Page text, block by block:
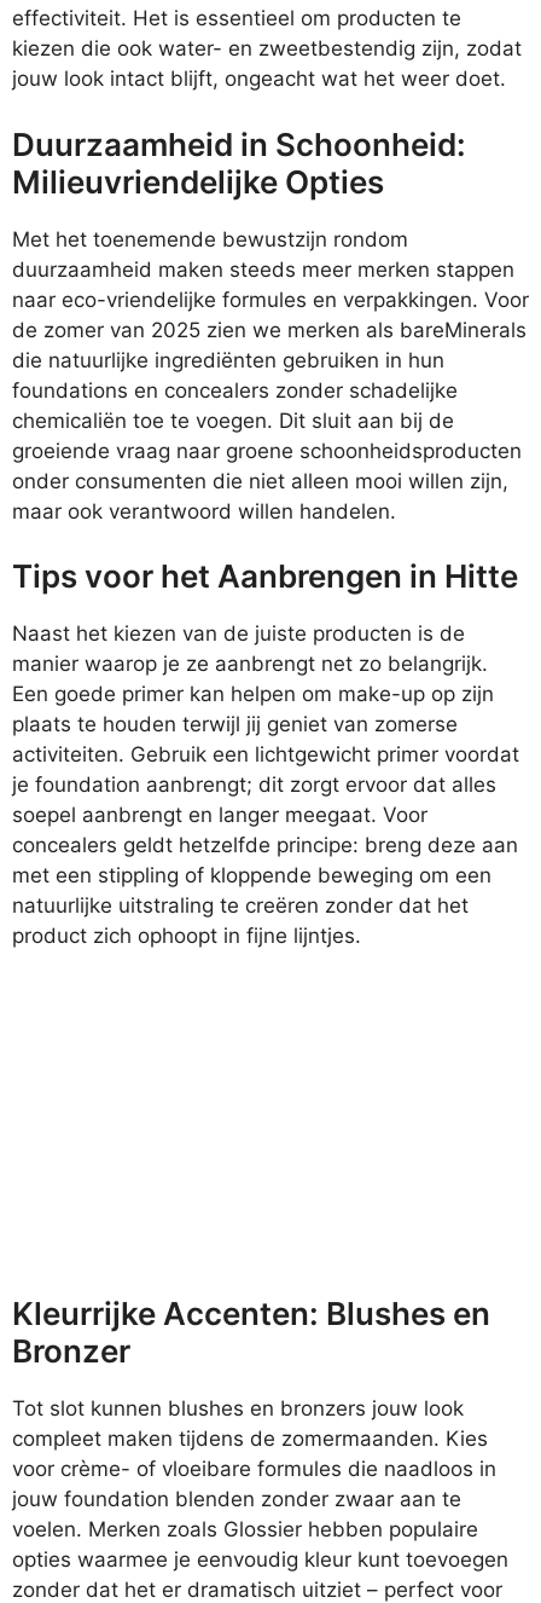
effectiviteit. Het is essentieel om producten te
kiezen die ook water- en zweetbestendig zijn, zodat
jouw look intact blijft, ongeacht wat het weer doet.
Duurzaamheid in Schoonheid:
Milieuvriendelijke Opties
Met het toenemende bewustzijn rondom
duurzaamheid maken steeds meer merken stappen
naar eco-vriendelijke formules en verpakkingen. Voor
de zomer van 2025 zien we merken als bareMinerals
die natuurlijke ingrediënten gebruiken in hun
foundations en concealers zonder schadelijke
chemicaliën toe te voegen. Dit sluit aan bij de
groeiende vraag naar groene schoonheidsproducten
onder consumenten die niet alleen mooi willen zijn,
maar ook verantwoord willen handelen.
Tips voor het Aanbrengen in Hitte
Naast het kiezen van de juiste producten is de
manier waarop je ze aanbrengt net zo belangrijk.
Een goede primer kan helpen om make-up op zijn
plaats te houden terwijl jij geniet van zomerse
activiteiten. Gebruik een lichtgewicht primer voordat
je foundation aanbrengt; dit zorgt ervoor dat alles
soepel aanbrengt en langer meegaat. Voor
concealers geldt hetzelfde principe: breng deze aan
met een stippling of kloppende beweging om een
natuurlijke uitstraling te creëren zonder dat het
product zich ophoopt in fijne lijntjes.
Kleurrijke Accenten: Blushes en
Bronzer
Tot slot kunnen blushes en bronzers jouw look
compleet maken tijdens de zomermaanden. Kies
voor crème- of vloeibare formules die naadloos in
jouw foundation blenden zonder zwaar aan te
voelen. Merken zoals Glossier hebben populaire
opties waarmee je eenvoudig kleur kunt toevoegen
zonder dat het er dramatisch uitziet – perfect voor